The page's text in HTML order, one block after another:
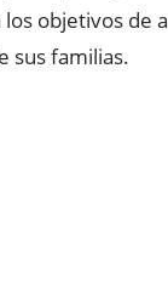
los objetivos de
sus familias.